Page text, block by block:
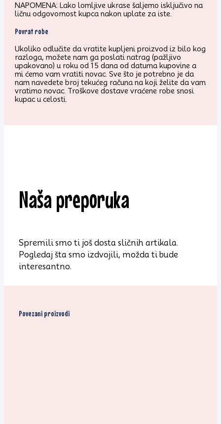
NAPOMENA: Lako lomljive ukrase šaljemo isključivo na
ličnu odgovornost kupca nakon uplate za iste.
Povrat robe
Ukoliko odlučite da vratite kupljeni proizvod iz bilo kog
razloga, možete nam ga poslati natrag (pažljivo
upakovano) u roku od 15 dana od datuma kupovine a
mi ćemo vam vratiti novac. Sve što je potrebno je da
nam navedete broj tekućeg računa na koji želite da vam
vratimo novac. Troškove dostave vraćene robe snosi
kupac u celosti.
Naša preporuka
Spremili smo ti još dosta sličnih artikala.
Pogledaj šta smo izdvojili, možda ti bude
interesantno.
Povezani proizvodi